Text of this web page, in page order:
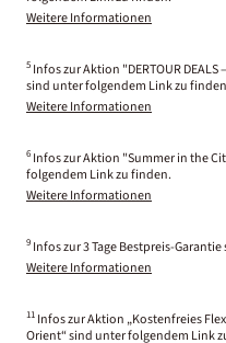
Weitere Informationen
5 Infos zur Aktion "DERTOUR
sind unter folgendem Link zu
Weitere Informationen
6 Infos zur Aktion "Summer in the
folgendem Link zu finden.
Weitere Informationen
9 Infos zur 3 Tage Bestpreis-
Weitere Informationen
11 Infos zur Aktion „Kostenfreies
Orient“ sind unter folgendem Link